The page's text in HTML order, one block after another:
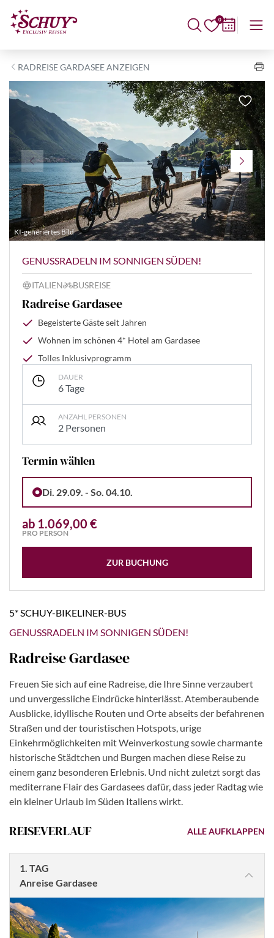
0
RADREISE GARDASEE ANZEIGEN
KI-generiertes Bild
GENUSSRADELN IM SONNIGEN SÜDEN!
ITALIEN BUSREISE
Radreise Gardasee
Begeisterte Gäste seit Jahren
Wohnen im schönen 4* Hotel am Gardasee
Tolles Inklusivprogramm
DAUER
6 Tage
ANZAHL PERSONEN
2 Personen
Termin wählen
Di. 29.09. - So. 04.10.
ab 1.069,00 €
PRO PERSON
ZUR BUCHUNG
5* SCHUY-BIKELINER-BUS
GENUSSRADELN IM SONNIGEN SÜDEN!
Radreise Gardasee
Freuen Sie sich auf eine Radreise, die Ihre Sinne verzaubert
und unvergessliche Eindrücke hinterlässt. Atemberaubende
Ausblicke, idyllische Routen und Orte abseits der befahrenen
Straßen und der touristischen Hotspots, urige
Einkehrmöglichkeiten mit Weinverkostung sowie charmante
historische Städtchen und Burgen machen diese Reise zu
einem ganz besonderen Erlebnis. Und nicht zuletzt sorgt das
mediterrane Flair des Gardasees dafür, dass jeder Radtag wie
ein kleiner Urlaub im Süden Italiens wirkt.
REISEVERLAUF ALLE AUFKLAPPEN
1. TAG
Anreise Gardasee